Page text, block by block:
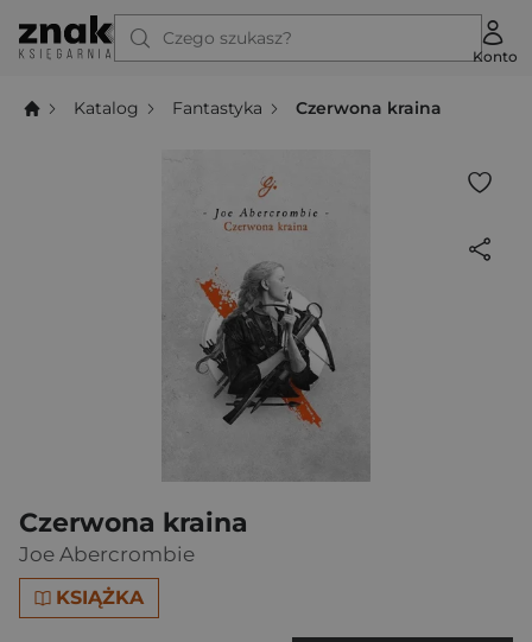
Czego szukasz?
Konto
Katalog Fantastyka Czerwona kraina
Czerwona kraina
Joe Abercrombie
KSIĄŻKA